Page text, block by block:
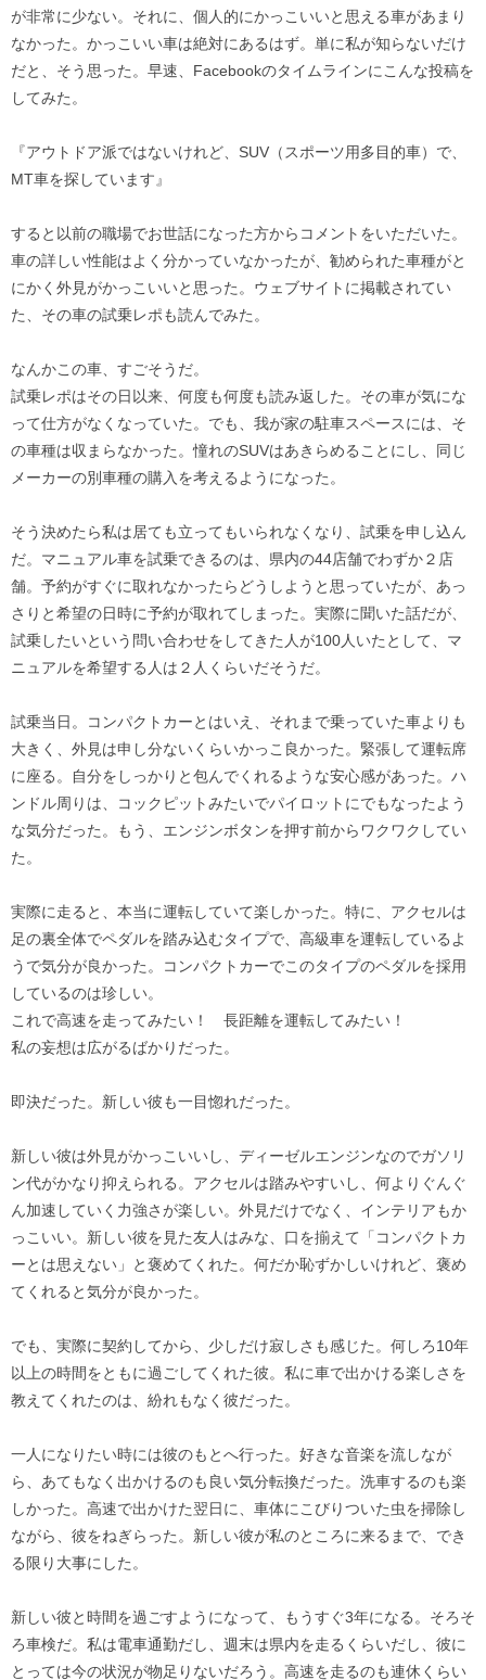
が非常に少ない。それに、個人的にかっこいいと思える車があまり
なかった。かっこいい車は絶対にあるはず。単に私が知らないだけ
だと、そう思った。早速、Facebookのタイムラインにこんな投稿を
してみた。
『アウトドア派ではないけれど、SUV（スポーツ用多目的車）で、
MT車を探しています』
すると以前の職場でお世話になった方からコメントをいただいた。
車の詳しい性能はよく分かっていなかったが、勧められた車種がと
にかく外見がかっこいいと思った。ウェブサイトに掲載されてい
た、その車の試乗レポも読んでみた。
なんかこの車、すごそうだ。
試乗レポはその日以来、何度も何度も読み返した。その車が気にな
って仕方がなくなっていた。でも、我が家の駐車スペースには、そ
の車種は収まらなかった。憧れのSUVはあきらめることにし、同じ
メーカーの別車種の購入を考えるようになった。
そう決めたら私は居ても立ってもいられなくなり、試乗を申し込ん
だ。マニュアル車を試乗できるのは、県内の44店舗でわずか２店
舗。予約がすぐに取れなかったらどうしようと思っていたが、あっ
さりと希望の日時に予約が取れてしまった。実際に聞いた話だが、
試乗したいという問い合わせをしてきた人が100人いたとして、マ
ニュアルを希望する人は２人くらいだそうだ。
試乗当日。コンパクトカーとはいえ、それまで乗っていた車よりも
大きく、外見は申し分ないくらいかっこ良かった。緊張して運転席
に座る。自分をしっかりと包んでくれるような安心感があった。ハ
ンドル周りは、コックピットみたいでパイロットにでもなったよう
な気分だった。もう、エンジンボタンを押す前からワクワクしてい
た。
実際に走ると、本当に運転していて楽しかった。特に、アクセルは
足の裏全体でペダルを踏み込むタイプで、高級車を運転しているよ
うで気分が良かった。コンパクトカーでこのタイプのペダルを採用
しているのは珍しい。
これで高速を走ってみたい！ 長距離を運転してみたい！
私の妄想は広がるばかりだった。
即決だった。新しい彼も一目惚れだった。
新しい彼は外見がかっこいいし、ディーゼルエンジンなのでガソリ
ン代がかなり抑えられる。アクセルは踏みやすいし、何よりぐんぐ
ん加速していく力強さが楽しい。外見だけでなく、インテリアもか
っこいい。新しい彼を見た友人はみな、口を揃えて「コンパクトカ
ーとは思えない」と褒めてくれた。何だか恥ずかしいけれど、褒め
てくれると気分が良かった。
でも、実際に契約してから、少しだけ寂しさも感じた。何しろ10年
以上の時間をともに過ごしてくれた彼。私に車で出かける楽しさを
教えてくれたのは、紛れもなく彼だった。
一人になりたい時には彼のもとへ行った。好きな音楽を流しなが
ら、あてもなく出かけるのも良い気分転換だった。洗車するのも楽
しかった。高速で出かけた翌日に、車体にこびりついた虫を掃除し
ながら、彼をねぎらった。新しい彼が私のところに来るまで、でき
る限り大事にした。
新しい彼と時間を過ごすようになって、もうすぐ3年になる。そろそ
ろ車検だ。私は電車通勤だし、週末は県内を走るくらいだし、彼に
とっては今の状況が物足りないだろう。高速を走るのも連休くらい